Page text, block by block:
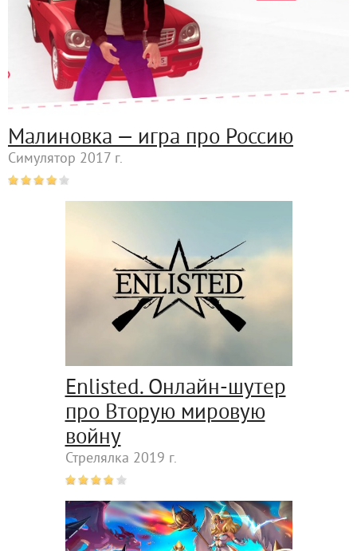
Малиновка — игра про Россию
Симулятор 2017 г.
Enlisted. Онлайн-шутер
про Вторую мировую
войну
Стрелялка 2019 г.